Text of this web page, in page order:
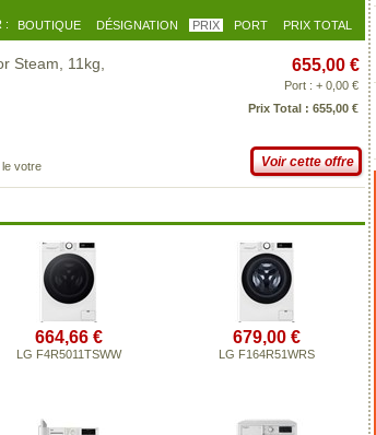
: BOUTIQUE DÉSIGNATION PRIX PORT PRIX TOTAL
Steam, 11kg,
votre
655,00 €
Port : + 0,00 €
Prix Total : 655,00 €
Voir cette offre
664,66 €
LG F4R5011TSWW
679,00 €
LG F164R51WRS